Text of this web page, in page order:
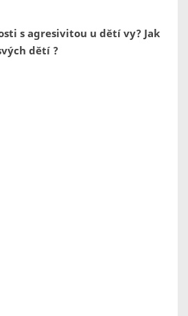
s agresivitou u dětí vy? Jak
dětí ?